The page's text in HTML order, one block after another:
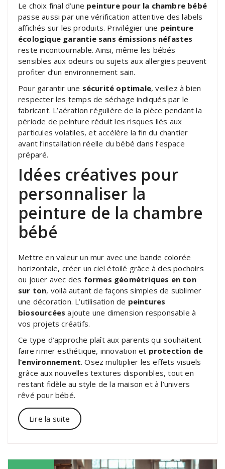
Le choix final d’une peinture pour la chambre bébé
passe aussi par une vérification attentive des labels
affichés sur les produits. Privilégier une peinture
écologique garantie sans émissions néfastes
reste incontournable. Ainsi, même les bébés
sensibles aux odeurs ou sujets aux allergies peuvent
profiter d’un environnement sain.
Pour garantir une sécurité optimale, veillez à bien
respecter les temps de séchage indiqués par le
fabricant. L’aération régulière de la pièce pendant la
période de peinture réduit les risques liés aux
particules volatiles, et accélère la fin du chantier
avant l’installation réelle du bébé dans l’espace
préparé.
Idées créatives pour
personnaliser la
peinture de la chambre
bébé
Mettre en valeur un mur avec une bande colorée
horizontale, créer un ciel étoilé grâce à des pochoirs
ou jouer avec des formes géométriques en ton
sur ton, voilà autant de façons simples de sublimer
une décoration. L’utilisation de peintures
biosourcées ajoute une dimension responsable à
vos projets créatifs.
Ce type d’approche plaît aux parents qui souhaitent
faire rimer esthétique, innovation et protection de
l’environnement. Osez multiplier les effets visuels
grâce aux nouvelles textures disponibles, tout en
restant fidèle au style de la maison et à l’univers
rêvé pour bébé.
Lire la suite